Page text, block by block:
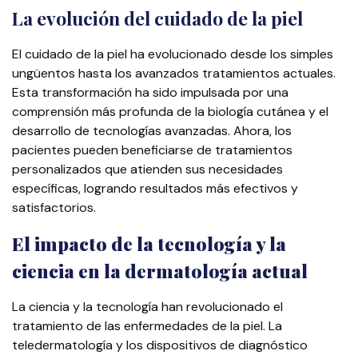
La evolución del cuidado de la piel
El cuidado de la piel ha evolucionado desde los simples
ungüentos hasta los avanzados tratamientos actuales.
Esta transformación ha sido impulsada por una
comprensión más profunda de la biología cutánea y el
desarrollo de tecnologías avanzadas. Ahora, los
pacientes pueden beneficiarse de tratamientos
personalizados que atienden sus necesidades
específicas, logrando resultados más efectivos y
satisfactorios.
El impacto de la tecnología y la
ciencia en la dermatología actual
La ciencia y la tecnología han revolucionado el
tratamiento de las enfermedades de la piel. La
teledermatología y los dispositivos de diagnóstico